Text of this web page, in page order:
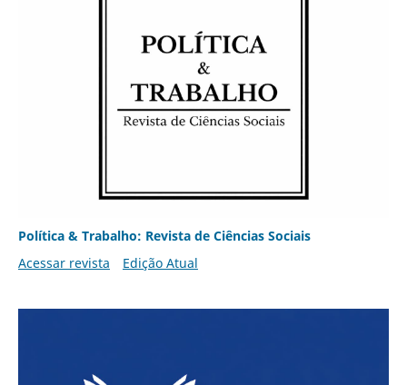
Política & Trabalho: Revista de Ciências Sociais
Acessar revista
Edição Atual